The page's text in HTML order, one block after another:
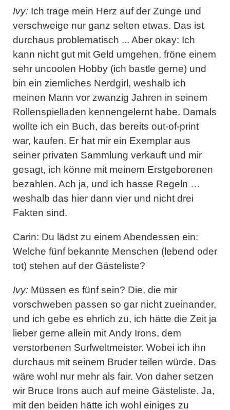
Ivy: Ich trage mein Herz auf der Zunge und
verschweige nur ganz selten etwas. Das ist
durchaus problematisch ... Aber okay: Ich
kann nicht gut mit Geld umgehen, fröne einem
sehr uncoolen Hobby (ich bastle gerne) und
bin ein ziemliches Nerdgirl, weshalb ich
meinen Mann vor zwanzig Jahren in seinem
Rollenspielladen kennengelernt habe. Damals
wollte ich ein Buch, das bereits out-of-print
war, kaufen. Er hat mir ein Exemplar aus
seiner privaten Sammlung verkauft und mir
gesagt, ich könne mit meinem Erstgeborenen
bezahlen. Ach ja, und ich hasse Regeln …
weshalb das hier dann vier und nicht drei
Fakten sind.
Carin: Du lädst zu einem Abendessen ein:
Welche fünf bekannte Menschen (lebend oder
tot) stehen auf der Gästeliste?
Ivy: Müssen es fünf sein? Die, die mir
vorschweben passen so gar nicht zueinander,
und ich gebe es ehrlich zu, ich hätte die Zeit ja
lieber gerne allein mit Andy Irons, dem
verstorbenen Surfweltmeister. Wobei ich ihn
durchaus mit seinem Bruder teilen würde. Das
wäre wohl nur mehr als fair. Von daher setzen
wir Bruce Irons auch auf meine Gästeliste. Ja,
mit den beiden hätte ich wohl einiges zu